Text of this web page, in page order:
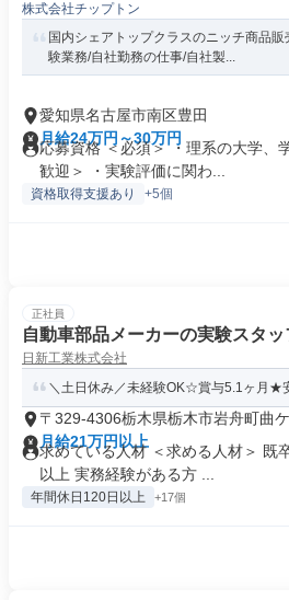
株式会社チップトン
国内シェアトップクラスのニッチ商品
験業務/自社勤務の仕事/自社製...
愛知県名古屋市南区豊田
月給24万円～30万円
応募資格 ＜必須＞ ・理系の大学、
歓迎＞ ・実験評価に関わ...
資格取得支援あり +5個
正社員
自動車部品メーカーの実験スタッ
日新工業株式会社
＼土日休み／未経験OK☆賞与5.1ヶ月★
〒329-4306栃木県栃木市岩舟町曲
月給21万円以上
求めている人材 ＜求める人材＞ 既
以上 実務経験がある方 ...
年間休日120日以上 +17個